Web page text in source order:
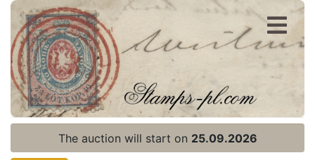
Register
Login
The auction will start on 25.09.2026